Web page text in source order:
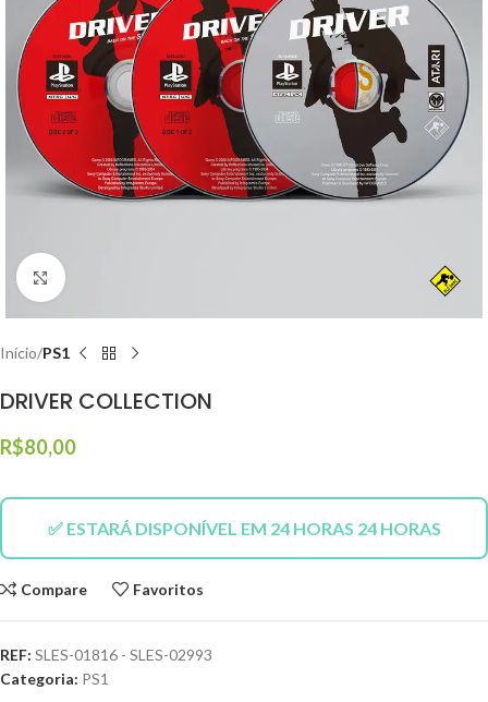
Click to enlarge
Início PS1
DRIVER COLLECTION
R$80,00
✅ ESTARÁ DISPONÍVEL EM 24 HORAS 24 HORAS
Compare Favoritos
REF: SLES-01816 - SLES-02993
Categoria: PS1